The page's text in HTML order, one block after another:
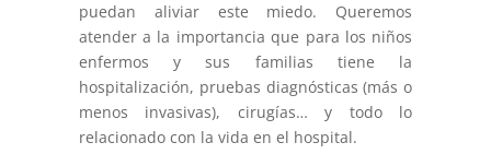
puedan aliviar este miedo. Queremos
atender a la importancia que para los niños
enfermos y sus familias tiene la
hospitalización, pruebas diagnósticas (más o
menos invasivas), cirugías… y todo lo
relacionado con la vida en el hospital.